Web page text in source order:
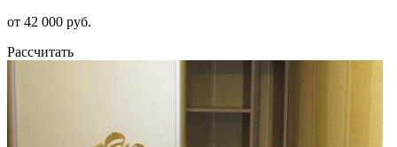
от 42 000 руб.
Рассчитать